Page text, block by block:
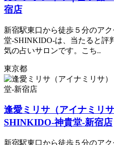
宿店
新宿駅東口から徒歩５分のア
堂-SHINKIDO-は、当たると評
気の占いサロンです。こち..
東京都
逢愛ミリサ（アイナミリ
SHINKIDO-神貴堂-新宿店
新宿駅東口から徒歩５分のア